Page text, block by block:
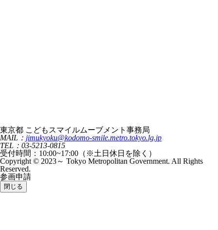
東京都 こどもスマイルムーブメント事務局
MAIL： jimukyoku@kodomo-smile.metro.tokyo.lg.jp
TEL：03-5213-0815
受付時間：10:00~17:00（※土日休日を除く）
Copyright © 2023～ Tokyo Metropolitan Government. All Rights
Reserved.
参画申請
閉じる